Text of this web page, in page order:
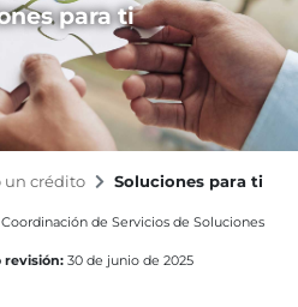
para ti
un crédito Soluciones para ti
Coordinación de Servicios de Soluciones
revisión: 30 de junio de 2025